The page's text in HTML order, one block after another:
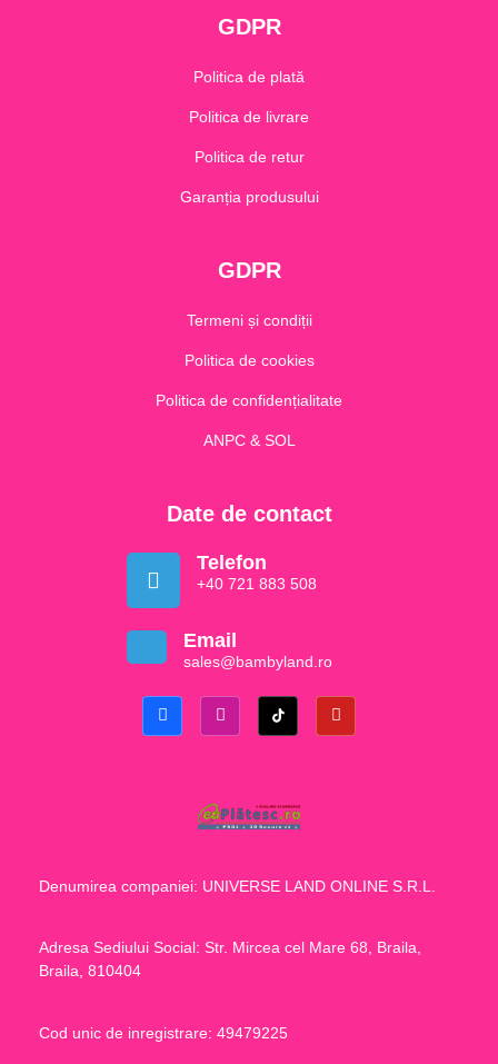
GDPR
Politica de plată
Politica de livrare
Politica de retur
Garanția produsului
GDPR
Termeni și condiții
Politica de cookies
Politica de confidențialitate
ANPC & SOL
Date de contact
Telefon
+40 721 883 508
Email
sales@bambyland.ro​
Denumirea companiei: UNIVERSE LAND ONLINE S.R.L.
Adresa Sediului Social: Str. Mircea cel Mare 68, Braila,
Braila, 810404
Cod unic de inregistrare: 49479225